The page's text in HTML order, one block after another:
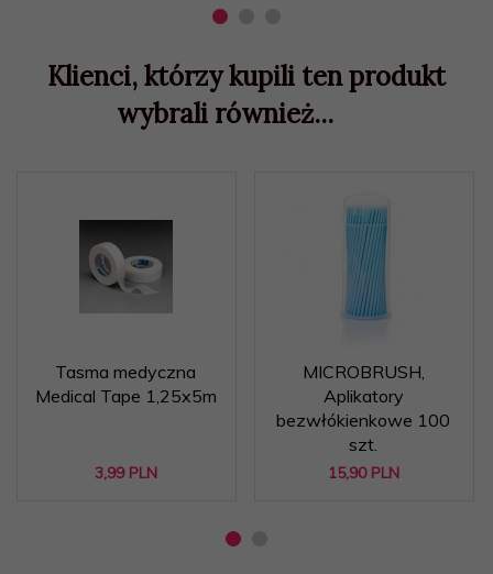
Klienci, którzy kupili ten produkt
wybrali również...
Tasma medyczna
Medical Tape 1,25x5m
3,99 PLN
MICROBRUSH,
Aplikatory
bezwłókienkowe 100
szt.
15,90 PLN